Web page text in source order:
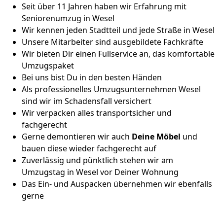
Seit über 11 Jahren haben wir Erfahrung mit
Seniorenumzug in Wesel
Wir kennen jeden Stadtteil und jede Straße in Wesel
Unsere Mitarbeiter sind ausgebildete Fachkräfte
Wir bieten Dir einen Fullservice an, das komfortable
Umzugspaket
Bei uns bist Du in den besten Händen
Als professionelles Umzugsunternehmen Wesel
sind wir im Schadensfall versichert
Wir verpacken alles transportsicher und
fachgerecht
Gerne demontieren wir auch Deine Möbel und
bauen diese wieder fachgerecht auf
Zuverlässig und pünktlich stehen wir am
Umzugstag in Wesel vor Deiner Wohnung
Das Ein- und Auspacken übernehmen wir ebenfalls
gerne